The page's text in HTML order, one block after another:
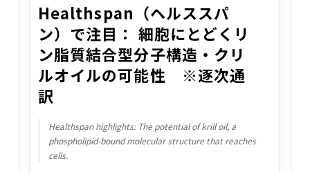
Healthspan（ヘルススパ
ン）で注目： 細胞にとどくリ
ン脂質結合型分子構造・クリ
ルオイルの可能性 ※逐次通
訳
Healthspan highlights: The potential of krill oil, a
phospholipid-bound molecular structure that reaches
cells.